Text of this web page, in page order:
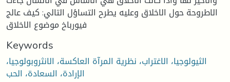
الاطروحة حول الاخلاق وعليه يطرح التساؤل التالي: كيف عالج
فيورباخ موضوع الاخلاق
Keywords
الثيولوجيا، الاغتراب، نظرية المرآة العاكسة، الانثروبولوجيا،
الإرادة، السعادة، الحب